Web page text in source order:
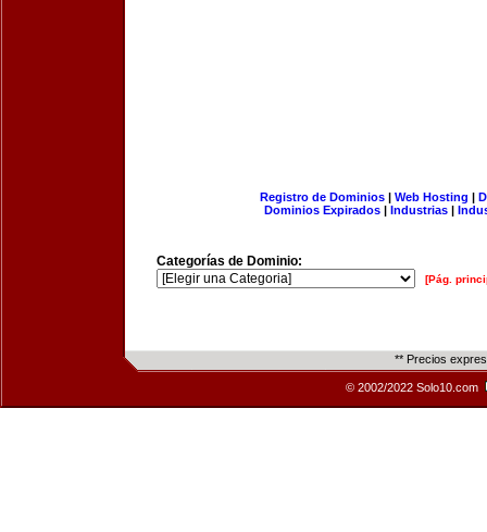
Registro de Dominios| Web Hosting |
Dominios Expirados | Industrias |
Categorías de Dominio:
[Pág.
** Precios
© 2002/2022 Solo10.com